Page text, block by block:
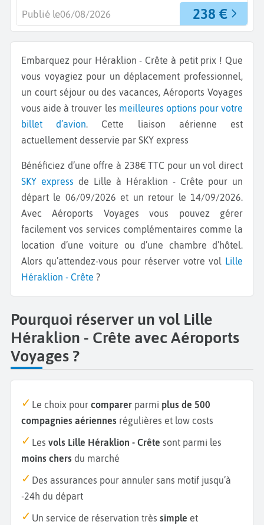
238 €
Publié le06/08/2026
Embarquez pour Héraklion - Crête à petit prix ! Que
vous voyagiez pour un déplacement professionnel,
un court séjour ou des vacances, Aéroports Voyages
vous aide à trouver les meilleures options pour votre
billet d’avion. Cette liaison aérienne est
actuellement desservie par SKY express
Bénéficiez d’une offre à 238€ TTC pour un vol direct
SKY express de Lille à Héraklion - Crête pour un
départ le 06/09/2026 et un retour le 14/09/2026.
Avec Aéroports Voyages vous pouvez gérer
facilement vos services complémentaires comme la
location d’une voiture ou d’une chambre d’hôtel.
Alors qu’attendez-vous pour réserver votre vol Lille
Héraklion - Crête ?
Pourquoi réserver un vol Lille
Héraklion - Crête avec Aéroports
Voyages ?
Le choix pour comparer parmi plus de 500
compagnies aériennes régulières et low costs
Les vols Lille Héraklion - Crête sont parmi les
moins chers du marché
Des assurances pour annuler sans motif jusqu’à
-24h du départ
Un service de réservation très simple et